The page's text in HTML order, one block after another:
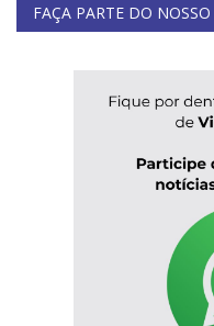
FAÇA PARTE DO